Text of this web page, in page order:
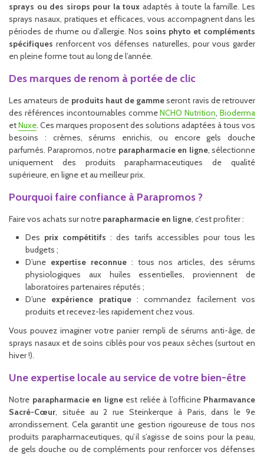
sprays ou des sirops pour la toux adaptés à toute la famille. Les
sprays nasaux, pratiques et efficaces, vous accompagnent dans les
périodes de rhume ou d’allergie. Nos soins phyto et compléments
spécifiques renforcent vos défenses naturelles, pour vous garder
en pleine forme tout au long de l’année.
Des marques de renom à portée de clic
Les amateurs de produits haut de gammeseront ravis de retrouver
des références incontournables commeNCHO Nutrition,Bioderma
etNuxe. Ces marques proposent des solutions adaptées à tous vos
besoins : crèmes, sérums enrichis, ou encore gels douche
parfumés. Parapromos, notre parapharmacie en ligne, sélectionne
uniquement des produits parapharmaceutiques de qualité
supérieure, en ligne et au meilleur prix.
Pourquoi faire confiance à Parapromos ?
Faire vos achats sur notre parapharmacie en ligne, c’est profiter :
Des prix compétitifs : des tarifs accessibles pour tous les
budgets ;
D’une expertise reconnue: tous nos articles, des sérums
physiologiques aux huiles essentielles, proviennent de
laboratoires partenaires réputés ;
D’une expérience pratique: commandez facilement vos
produits et recevez-les rapidement chez vous.
Vous pouvez imaginer votre panier rempli de sérums anti-âge, de
sprays nasaux et de soins ciblés pour vos peaux sèches (surtout en
hiver !).
Une expertise locale au service de votre bien-être
Notre parapharmacie en ligneest reliée à l’officine Pharmavance
Sacré-Cœur, située au 2 rue Steinkerque à Paris, dans le 9e
arrondissement. Cela garantit une gestion rigoureuse de tous nos
produits parapharmaceutiques, qu’il s’agisse de soins pour la peau,
de gels douche ou de compléments pour renforcer vos défenses